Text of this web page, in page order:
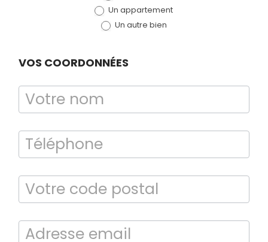
TERMITES
Un appartement
Un autre bien
VOS COORDONNÉES